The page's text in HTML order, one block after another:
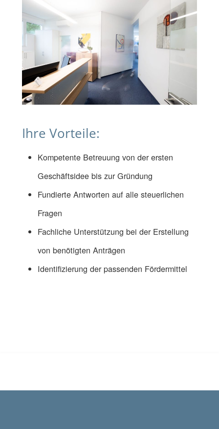
Ihre Vorteile:
Kompetente Betreuung von der ersten
Geschäftsidee bis zur Gründung
Fundierte Antworten auf alle steuerlichen
Fragen
Fachliche Unterstützung bei der Erstellung
von benötigten Anträgen
Identifizierung der passenden Fördermittel